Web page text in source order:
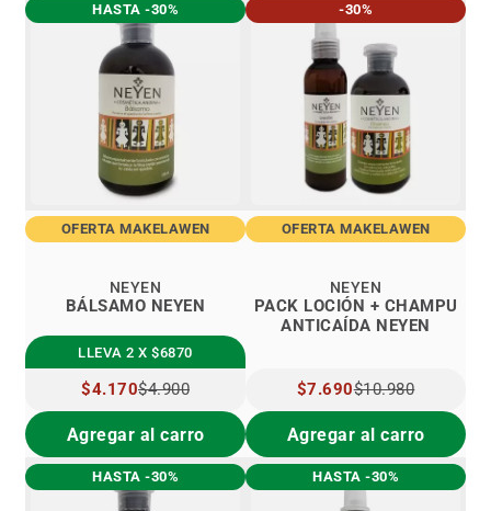
HASTA -30%
OFERTA MAKELAWEN
BÁLSAMO NEYEN
NEYEN
LLEVA 2 X $6870
PRECIO
ESPECIAL
$4.170$4.900
Agregar al carro
-30%
OFERTA MAKELAWEN
PACK LOCIÓN + CHAMPU
ANTICAÍDA NEYEN
NEYEN
PRECIO
ESPECIAL
$7.690$10.980
Agregar al carro
HASTA -30% HASTA -30%